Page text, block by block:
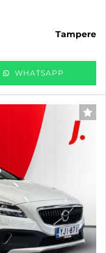
tampere
WHATSAPP